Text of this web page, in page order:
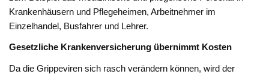
Krankenhäusern und Pflegeheimen, Arbeitnehmer im
Einzelhandel, Busfahrer und Lehrer.
Gesetzliche Krankenversicherung übernimmt Kosten
Da die Grippeviren sich rasch verändern können, wird der